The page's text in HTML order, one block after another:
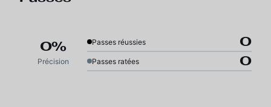
0%
Précision
Passes réussies 0
Passes ratées 0